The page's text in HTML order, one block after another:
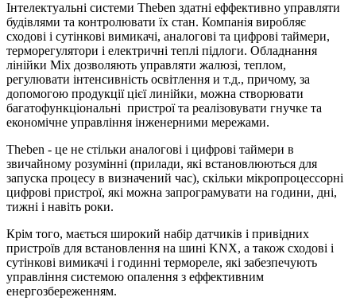
Інтелектуальні системи Theben здатні еффективно управляти
будівлями та контролювати їх стан. Компанія виробляє
сходові і сутінкові вимикачі, аналогові та цифрові таймери,
терморегулятори і електричні теплі підлоги. Обладнання
лінійки Mix дозволяють управляти жалюзі, теплом,
регулювати інтенсивність освітлення и т.д., причому, за
допомогою продукції цієї линійки, можна створювати
багатофункціональні пристрої та реалізовувати гнучке та
економічне управління інженерними мережами.
Theben - це не стільки аналогові і цифрові таймери в
звичайному розумінні (прилади, які встановлюються для
запуска процесу в визначений час), скільки мікропроцессорні
цифрові пристрої, які можна запрограмувати на години, дні,
тижні і навіть роки.
Крім того, мається широкий набір датчиків і привідних
пристроїв для встановлення на шині KNX, а також сходові і
сутінкові вимикачі і годинні термореле, які забезпечують
управління системою опалення з еффективним
енергозбереженням.